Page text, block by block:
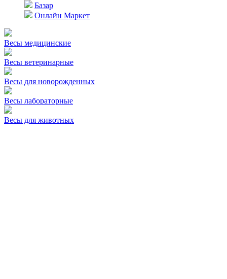
Базар
Онлайн Маркет
Весы медицинские
Весы ветеринарные
Весы для новорожденных
Весы лабораторные
Весы для животных